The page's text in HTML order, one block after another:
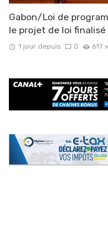
Gabon/Loi de
le projet de loi finalisé
1 jour depuis 0 617